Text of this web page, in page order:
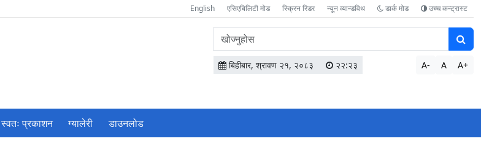
English एसिएबिलिटी मोड स्क्रिन रिडर न्यून व्यान्डविथ डार्क मोड उच्च कन्ट्रास्ट
वेबसाइटमा
सामग्री
खोज्नुहोस
बिहीबार, श्रावण २१, २०८३ २२:२३ A- A A+
स्वतः प्रकाशन ग्यालेरी डाउनलोड